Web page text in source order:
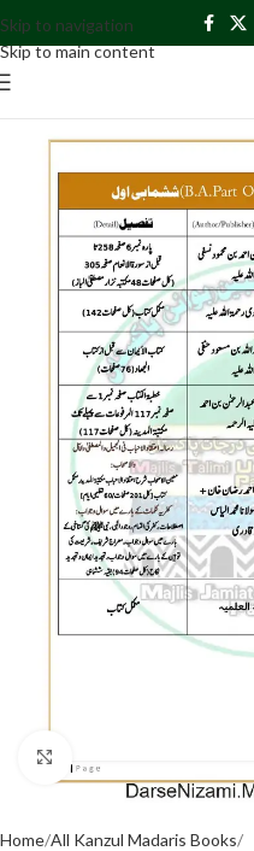
Skip to navigation
Skip to main content
Home All Kanzul Madaris Books